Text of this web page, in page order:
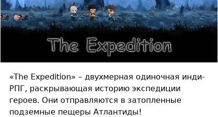
«The Expedition» – двухмерная одиночная инди-
РПГ, раскрывающая историю экспедиции
героев. Они отправляются в затопленные
подземные пещеры Атлантиды!